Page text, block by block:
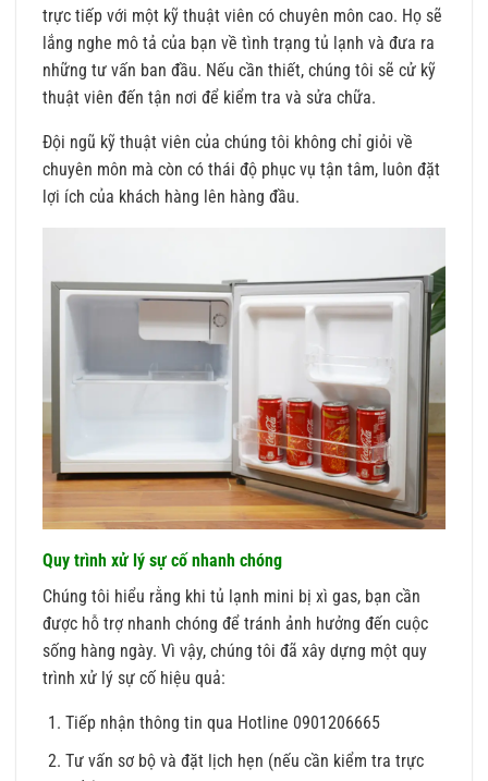
trực tiếp với một kỹ thuật viên có chuyên môn cao. Họ sẽ
lắng nghe mô tả của bạn về tình trạng tủ lạnh và đưa ra
những tư vấn ban đầu. Nếu cần thiết, chúng tôi sẽ cử kỹ
thuật viên đến tận nơi để kiểm tra và sửa chữa.
Đội ngũ kỹ thuật viên của chúng tôi không chỉ giỏi về
chuyên môn mà còn có thái độ phục vụ tận tâm, luôn đặt
lợi ích của khách hàng lên hàng đầu.
Quy trình xử lý sự cố nhanh chóng
Chúng tôi hiểu rằng khi tủ lạnh mini bị xì gas, bạn cần
được hỗ trợ nhanh chóng để tránh ảnh hưởng đến cuộc
sống hàng ngày. Vì vậy, chúng tôi đã xây dựng một quy
trình xử lý sự cố hiệu quả:
Tiếp nhận thông tin qua Hotline 0901206665
Tư vấn sơ bộ và đặt lịch hẹn (nếu cần kiểm tra trực